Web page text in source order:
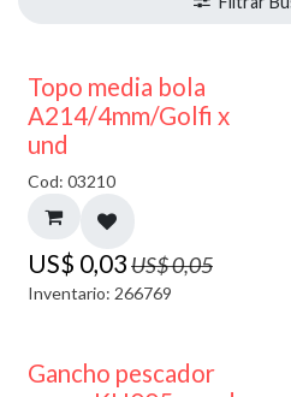
40% DESCUENTO
Topo media bola
A214/4mm/Golfi x
und
Cod: 03210
US$ 0,03US$0,05
Inventario: 266769
Gancho pescador